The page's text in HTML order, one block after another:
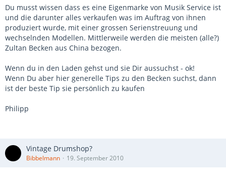
Du musst wissen dass es eine Eigenmarke von Musik Service ist
und die darunter alles verkaufen was im Auftrag von ihnen
produziert wurde, mit einer grossen Serienstreuung und
wechselnden Modellen. Mittlerweile werden die meisten (alle?)
Zultan Becken aus China bezogen.
Wenn du in den Laden gehst und sie Dir aussuchst - ok!
Wenn Du aber hier generelle Tips zu den Becken suchst, dann
ist der beste Tip sie persönlich zu kaufen
Philipp
Vintage Drumshop?
Bibbelmann 19. September 2010